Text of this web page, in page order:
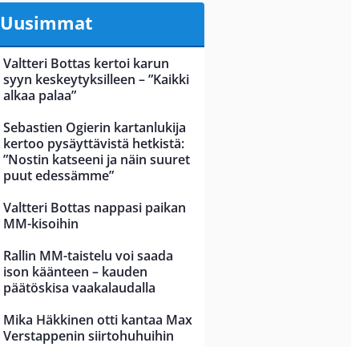
Uusimmat
Valtteri Bottas kertoi karun
syyn keskeytyksilleen – ”Kaikki
alkaa palaa”
Sebastien Ogierin kartanlukija
kertoo pysäyttävistä hetkistä:
”Nostin katseeni ja näin suuret
puut edessämme”
Valtteri Bottas nappasi paikan
MM-kisoihin
Rallin MM-taistelu voi saada
ison käänteen – kauden
päätöskisa vaakalaudalla
Mika Häkkinen otti kantaa Max
Verstappenin siirtohuhuihin